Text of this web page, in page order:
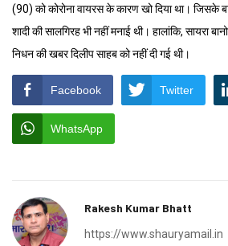
(90) को कोरोना वायरस के कारण खो दिया था। जिसके
शादी की सालगिरह भी नहीं मनाई थी। हालांकि, सायरा
निधन की खबर दिलीप साहब को नहीं दी गई थी।
Facebook Twitter
WhatsApp
Rakesh Kumar Bhatt
https://www.shauryamail.in